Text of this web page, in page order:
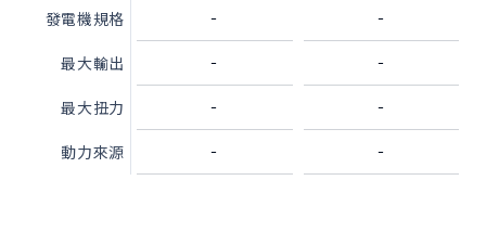
發電機規格 - -
最大輸出 - -
最大扭力 - -
動力來源 - -